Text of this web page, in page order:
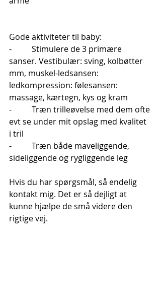
Gode aktiviteter til baby:
-          Stimulere de 3 primære
sanser. Vestibulær: sving, kolbøtter
mm, muskel-ledsansen:
ledkompression: følesansen:
massage, kærtegn, kys og kram
-          Træn trilleøvelse med dem ofte
evt se under mit opslag med kvalitet
i tril
-          Træn både maveliggende,
sideliggende og rygliggende leg
Hvis du har spørgsmål, så endelig
kontakt mig. Det er så dejligt at
kunne hjælpe de små videre den
rigtige vej.